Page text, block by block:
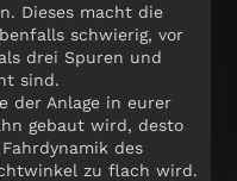
Dieses macht die
schwierig, vor
drei Spuren und
sind.
der Anlage in eurer
gebaut wird, desto
des
zu flach wird.